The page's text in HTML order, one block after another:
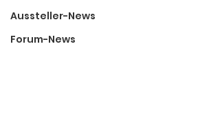
Aussteller-News
Forum-News